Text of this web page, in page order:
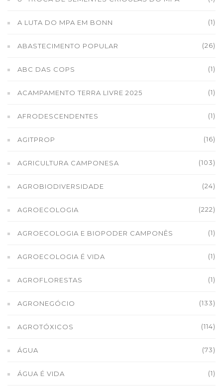
A LUTA DO MPA EM BONN (1)
ABASTECIMENTO POPULAR (26)
ABC DAS COPS (1)
ACAMPAMENTO TERRA LIVRE 2025 (1)
AFRODESCENDENTES (1)
AGITPROP (16)
AGRICULTURA CAMPONESA (103)
AGROBIODIVERSIDADE (24)
AGROECOLOGIA (222)
AGROECOLOGIA E BIOPODER CAMPONÊS (1)
AGROECOLOGIA É VIDA (1)
AGROFLORESTAS (1)
AGRONEGÓCIO (133)
AGROTÓXICOS (114)
ÁGUA (73)
ÁGUA É VIDA (1)